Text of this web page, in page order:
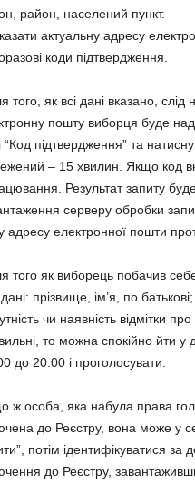
район, населений пункт.
актуальну адресу
коди підтвердження.
того, як всі дані вказано,
пошту виборця буде
“Код підтвердження” та
– 15 хвилин. Якщо код
Результат запиту
серверу обробки
адресу електронної пошти
того як виборець побачив
дані: прізвище, ім’я, по
чи наявність відмітки
то можна спокійно йти
до 20:00 і проголосувати.
ж особа, яка набула права
до Реєстру, вона може у
потім ідентифікуватися
до Реєстру,